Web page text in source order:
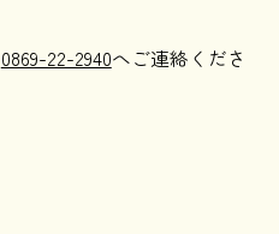
0869-22-2940へご連絡くださ